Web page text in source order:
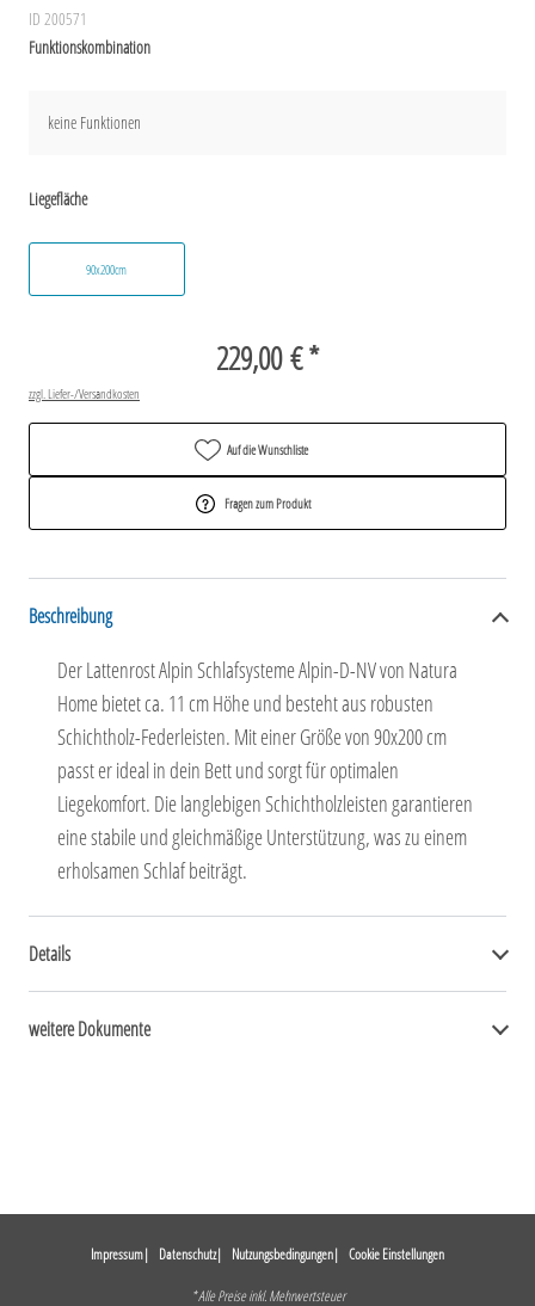
ID 200571
Funktionskombination
keine Funktionen
Liegefläche
90x200cm
229,00 € *
zzgl. Liefer-/Versandkosten
Auf die Wunschliste
Fragen zum Produkt
Beschreibung
Der Lattenrost Alpin Schlafsysteme Alpin-D-NV von Natura
Home bietet ca. 11 cm Höhe und besteht aus robusten
Schichtholz-Federleisten. Mit einer Größe von 90x200 cm
passt er ideal in dein Bett und sorgt für optimalen
Liegekomfort. Die langlebigen Schichtholzleisten garantieren
eine stabile und gleichmäßige Unterstützung, was zu einem
erholsamen Schlaf beiträgt.
Details
weitere Dokumente
Impressum Datenschutz Nutzungsbedingungen Cookie Einstellungen
* Alle Preise inkl. Mehrwertsteuer